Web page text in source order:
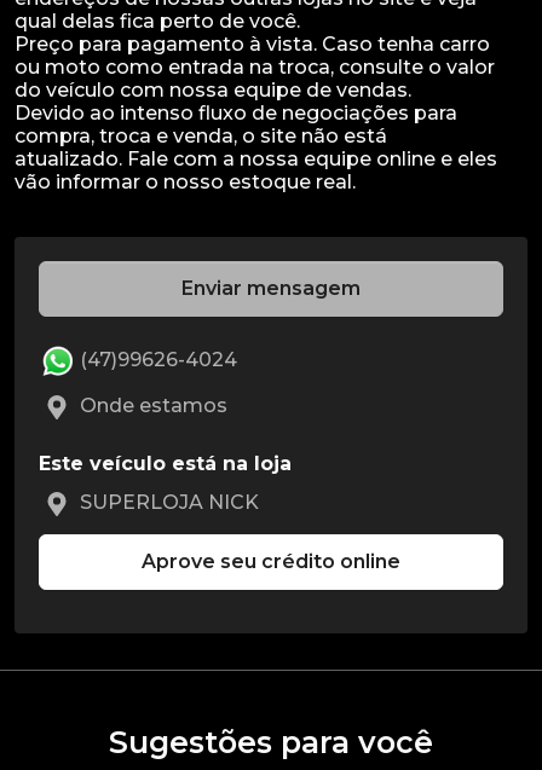
qual delas fica perto de você.
Preço para pagamento à vista. Caso tenha carro
ou moto como entrada na troca, consulte o valor
do veículo com nossa equipe de vendas.
Devido ao intenso fluxo de negociações para
compra, troca e venda, o site não está
atualizado. Fale com a nossa equipe online e eles
Enviar mensagem
(47)99626-4024
Onde estamos
Este veículo está na loja
SUPERLOJA NICK
Aprove seu crédito online
Sugestões para você